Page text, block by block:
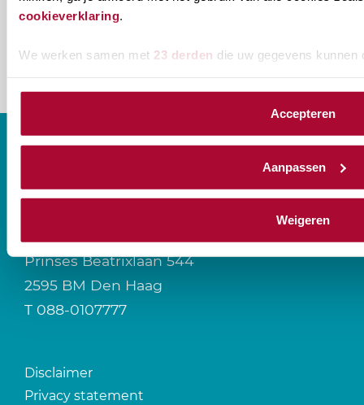
cookieverklaring
We werken samen met 23 derden die uw gegevens kunnen
Accepteren
Aanpassen
Weigeren
CONTACT
Prinses Beatrixlaan 544
2595 BM Den Haag
T 088-0107777
Disclaimer
Privacy statement